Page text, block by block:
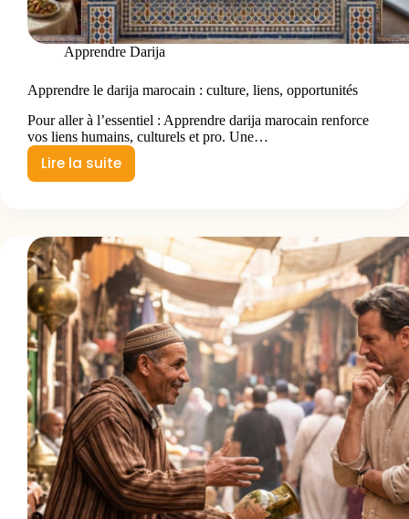
Apprendre Darija
Apprendre le darija marocain : culture, liens, opportunités
Pour aller à l’essentiel : Apprendre darija marocain renforce
vos liens humains, culturels et pro. Une…
Lire la suite
Apprendre
marocain
:
culture,
liens,
opportunités